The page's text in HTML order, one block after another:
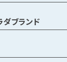
ダブランド